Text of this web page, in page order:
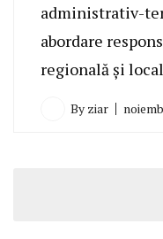
administrativ-
abordare
regională și
By ziar